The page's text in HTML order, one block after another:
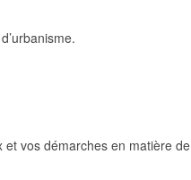
vos démarches en matière de